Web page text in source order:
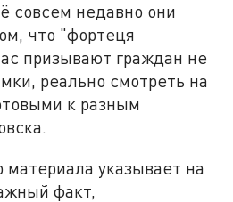
совсем недавно они
что "фортеця
призывают граждан не
реально смотреть на
к разным
указывает на
факт,